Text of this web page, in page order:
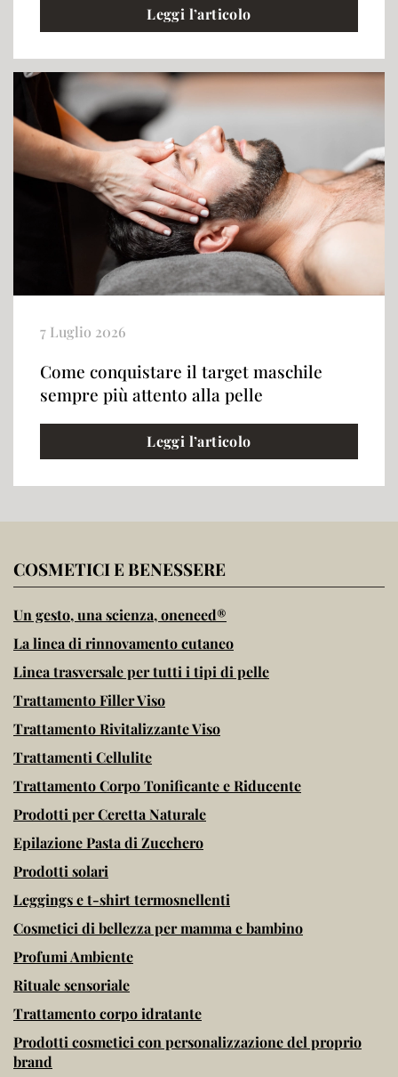
Leggi l’articolo
7 Luglio 2026
Come conquistare il target maschile
sempre più attento alla pelle
Leggi l’articolo
COSMETICI E BENESSERE
Un gesto, una scienza, oneneed®
La linea di rinnovamento cutaneo
Linea trasversale per tutti i tipi di pelle
Trattamento Filler Viso
Trattamento Rivitalizzante Viso
Trattamenti Cellulite
Trattamento Corpo Tonificante e Riducente
Prodotti per Ceretta Naturale
Epilazione Pasta di Zucchero
Prodotti solari
Leggings e t-shirt termosnellenti
Cosmetici di bellezza per mamma e bambino
Profumi Ambiente
Rituale sensoriale
Trattamento corpo idratante
Prodotti cosmetici con personalizzazione del proprio
brand